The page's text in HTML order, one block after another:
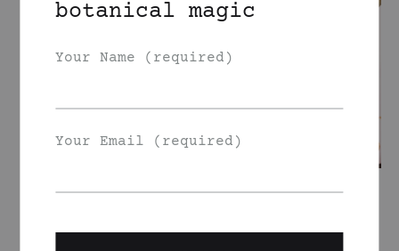
botanical magic
Your Name (required)
Your Email (required)